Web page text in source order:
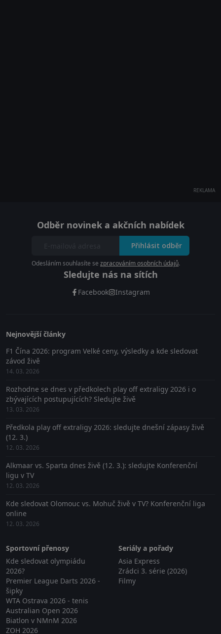
REKLAMA
Odběr novinek a akčních nabídek
Přihlásit odběr
Odesláním souhlasíte se zpracováním osobních údajů.
Sledujte nás na sítích
Facebook Instagram
Nejnovější články
F1 Čína 2026: program Velké ceny, výsledky a kde sledovat
závod živě
14. 03. 2026
Rozhodne se dnes v předkolech play off extraligy 2026 i o
zbývajících postupujících? Sledujte živě
13. 03. 2026
Předkola play off extraligy 2026: sledujte dnešní zápasy živě
(12. 3.)
12. 03. 2026
Alkmaar vs. Sparta dnes živě (12. 3.): sledujte Konferenční
ligu v TV
12. 03. 2026
Kde sledovat Olomouc vs. Mohuč živě v TV? Konferenční liga
online
12. 03. 2026
Sportovní přenosy
Kde sledovat olympiádu
2026?
Premier League Darts 2026 -
šipky
WTA Ostrava 2026 - tenis
Australian Open 2026
Biatlon v NMnM 2026
ZOH 2026
Seriály a pořady
Asia Express
Zrádci 3. série (2026)
Filmy